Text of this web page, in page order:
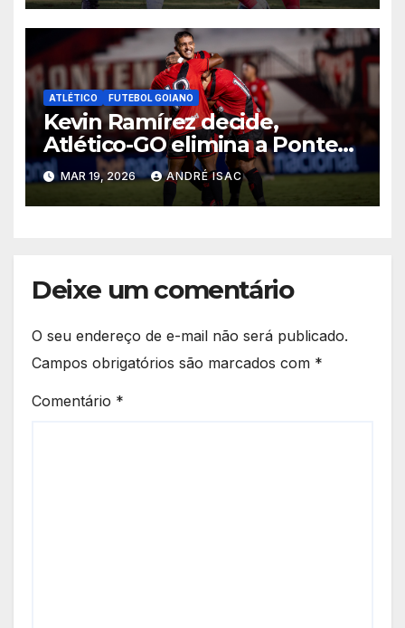
ATLÉTICO FUTEBOL GOIANO
Kevin Ramírez decide,
Atlético-GO elimina a Ponte
Preta e garante vaga na 5ª
fase da Copa do Brasil
MAR 19, 2026 ANDRÉ ISAC
Deixe um comentário
O seu endereço de e-mail não será publicado.
Campos obrigatórios são marcados com *
Comentário *